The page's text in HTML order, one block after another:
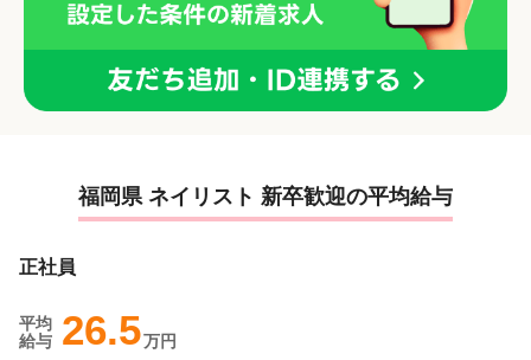
福岡県 ネイリスト 新卒歓迎の平均給与
正社員
平均
給与 26.5万円